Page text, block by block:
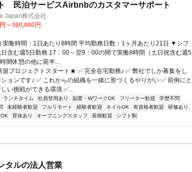
民泊サービスAirbnbのカスタマーサポート
Japan株式会社
～360,000円
実働時間：1日あたり8時間 平均勤務日数：1ヶ月あたり21日 ▼シフ
日含む週5日勤務 17：00～翌9：00の間で実働8時間（土日祝含む週5
間休憩の他に前半...
プロジェクトスタート★ ✅ 完全在宅勤務♪ ✅ 弊社でしか募集をし
ョンです♪ ✅ これからの組織を一緒に形づくるやりがい ✅ 前例にと
い挑戦ができる環境 ✅...
ランチタイム 社員登用あり 副業・WワークOK フリーター歓迎
学歴不問
未経験者歓迎 フルリモート 経験者歓迎 ネイルOK 有資格者歓迎
研修あり
育休あり オープニングスタッフ 長期歓迎 シフト制
タルの法人営業